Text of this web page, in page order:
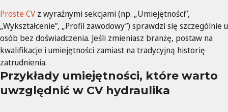
Proste CV z wyraźnymi sekcjami (np. „Umiejętności”,
„Wykształcenie”, „Profil zawodowy”) sprawdzi się szczególnie u
osób bez doświadczenia. Jeśli zmieniasz branżę, postaw na
kwalifikacje i umiejętności zamiast na tradycyjną historię
zatrudnienia.
Przykłady umiejętności, które warto
uwzględnić w CV hydraulika